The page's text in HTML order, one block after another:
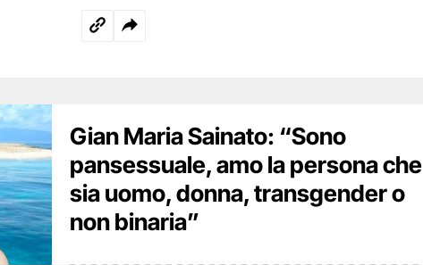
Gian Maria Sainato: “Sono
pansessuale, amo la persona che
sia uomo, donna, transgender o
non binaria”